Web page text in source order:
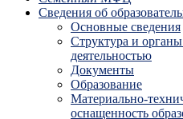
Сведения об
Основные сведения
Структура и
деятельностью
Документы
Образование
Материально-
оснащенность